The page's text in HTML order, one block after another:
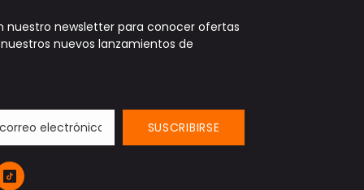
nuestro newsletter para conocer ofertas
nuevos lanzamientos de
SUSCRIBIRSE